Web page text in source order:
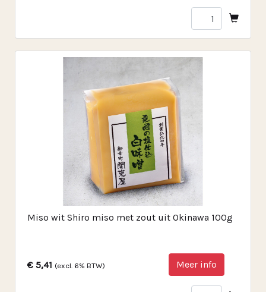
Miso wit Shiro miso met zout uit Okinawa 100g
€ 5,41 (excl. 6% BTW) Meer info